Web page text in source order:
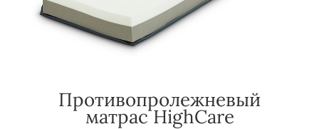
Противопролежневый
матрас HighCare